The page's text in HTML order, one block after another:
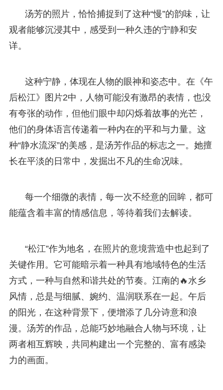
汤芳的照片，恰恰捕捉到了这种“慢”的韵味，让
观者能够沉浸其中，感受到一种久违的宁静和安
详。
这种宁静，体现在人物的眼神和姿态中。在《午
后松江》图片2中，人物可能没有激昂的表情，也没
有夸张的动作，但他们眼中却闪烁着故事的光芒，
他们的身体语言传递着一种内在的平和与力量。这
种“静水流深”的美感，是汤芳作品的标志之一。她擅
长在平淡的日常中，发掘出不凡的生命况味。
每一个细微的表情，每一次不经意的回眸，都可
能蕴含着丰富的情感信息，等待着我们去解读。
“松江”作为地名，在照片的意境营造中也起到了
关键作用。它可能暗示着一种具有地域特色的生活
方式，一种与自然和谐共处的节奏。江南的🔥水乡
风情，总是与细腻、婉约、温润联系在一起。午后
的阳光，在这种背景下，便增添了几分诗意和浪
漫。汤芳的作品，总能巧妙地融合人物与环境，让
两者相互辉映，共同构建出一个完整的、富有感染
力的画面。